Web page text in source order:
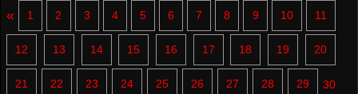
« 1 2 3 4 5 6 7 8 9 10 11
12 13 14 15 16 17 18 19 20
21 22 23 24 25 26 27 28 29 30